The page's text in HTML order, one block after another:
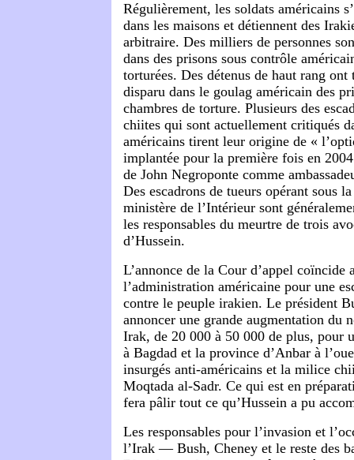
Régulièrement, les soldats américains
dans les maisons et détiennent des
arbitraire. Des milliers de personnes
dans des prisons sous contrôle
torturées. Des détenus de haut rang
disparu dans le goulag américain des
chambres de torture. Plusieurs des
chiites qui sont actuellement critiqués
américains tirent leur origine de «
implantée pour la première fois en
de John Negroponte comme
Des escadrons de tueurs opérant sous
ministère de l’Intérieur sont
les responsables du meurtre de trois
d’Hussein.
L’annonce de la Cour d’appel coïncide
l’administration américaine pour une
contre le peuple irakien. Le président
annoncer une grande augmentation du
Irak, de 20 000 à 50 000 de plus, pour
à Bagdad et la province d’Anbar à
insurgés anti-américains et la milice
Moqtada al-Sadr. Ce qui est en
fera pâlir tout ce qu’Hussein a pu
Les responsables pour l’invasion et
l’Irak — Bush, Cheney et le reste des